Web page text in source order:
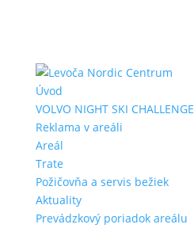
Úvod
VOLVO NIGHT SKI CHALLENGE
Reklama v areáli
Areál
Trate
Požičovňa a servis bežiek
Aktuality
Prevádzkový poriadok areálu